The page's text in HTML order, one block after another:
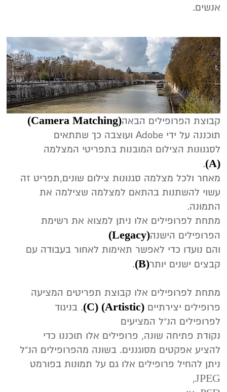
אנשים.
קבוצת‭ ‬הפרופילים‭ ‬הבאה‭ (‬Camera Matching‭)‬‭
‬לסגנונות‭ ‬הצילום‭ ‬המובנות‭ ‬בתפריטי‭ ‬המצלמה‭
‬‭.(‬A‭)‬‭
‬עשוי‭ ‬להשתנות‭ ‬בהתאם‭ ‬למצלמה‭ ‬שצילמה‭ ‬את‭
‬התמונה‭.‬
‬הפרופילים‭ ‬הישנה‭
‬‭(‬Legacy‭)‬‭
‬קבצים‭ ‬ישנים‭ ‬יותר‭ .
(‬B‭)
‬פרופילים‭ ‬יצירתיים‭ ‬‭.
(‬C‭)‬‭‬‭(‬Artistic‭)
‬לפרופילים‭ ‬הנ"ל‭ ‬המציעים‭
‬להציע‭ ‬אפקטים‭ ‬מסוגננים‭.‬ בשונה‭ ‬מהפרופילים‭ ‬הנ"ל‭
‬,JPEG